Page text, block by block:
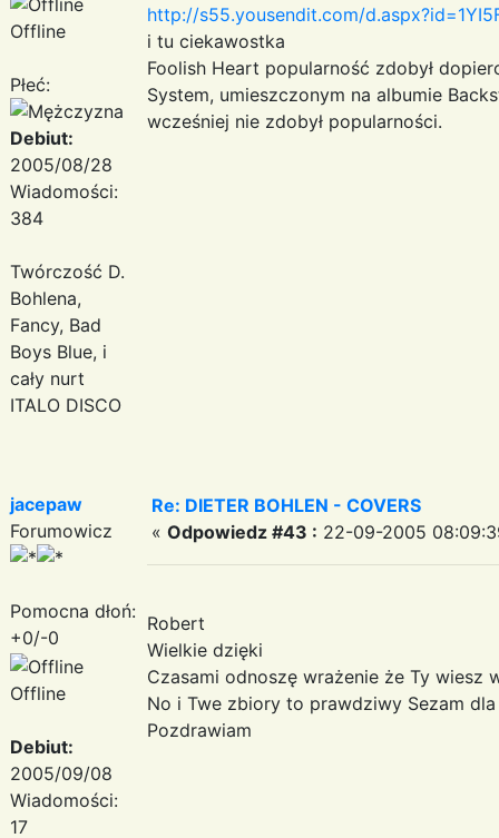
Offline
Płeć:
Debiut:
2005/08/28
Wiadomości:
384
Twórczość D.
Bohlena,
Fancy, Bad
Boys Blue, i
cały nurt
ITALO DISCO
http://s55.yousendit.com/
i tu ciekawostka
Foolish Heart popularność zdobył
System, umieszczonym na albumie
wcześniej nie zdobył popularności.
jacepaw
Forumowicz
Pomocna dłoń:
+0/-0
Offline
Debiut:
2005/09/08
Wiadomości:
17
Re: DIETER BOHLEN - COVERS
« Odpowiedz #43 : 22-09-2005
Robert
Wielkie dzięki
Czasami odnoszę wrażenie że Ty wiesz
No i Twe zbiory to prawdziwy Sezam dla
Pozdrawiam